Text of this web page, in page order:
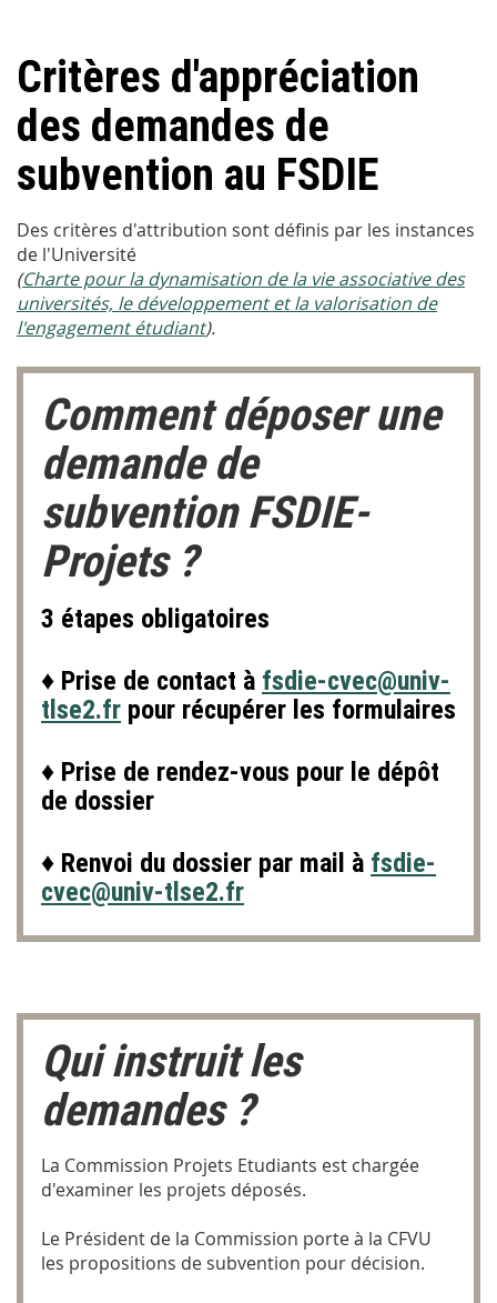
Critères d'appréciation
des demandes de
subvention au FSDIE
Des critères d'attribution sont définis par les instances
de l'Université
(Charte pour la dynamisation de la vie associative des
universités, le développement et la valorisation de
l'engagement étudiant).
Comment déposer une
demande de
subvention FSDIE-
Projets ?
3 étapes obligatoires
♦ Prise de contact à fsdie-cvec@univ-
tlse2.fr pour récupérer les formulaires
♦ Prise de rendez-vous pour le dépôt
de dossier
♦ Renvoi du dossier par mail à fsdie-
cvec@univ-tlse2.fr
Qui instruit les
demandes ?
La Commission Projets Etudiants est chargée
d'examiner les projets déposés.
Le Président de la Commission porte à la CFVU
les propositions de subvention pour décision.